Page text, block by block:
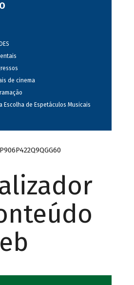
de cinema
Escolha de Espetáculos Musicais